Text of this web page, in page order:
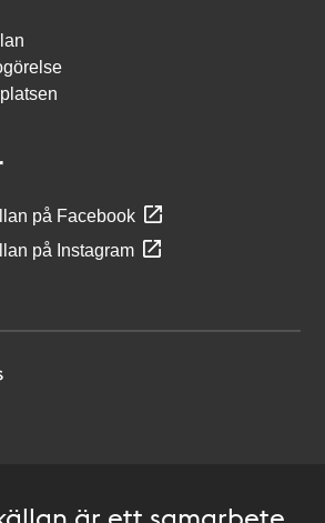
på Facebook
på Instagram